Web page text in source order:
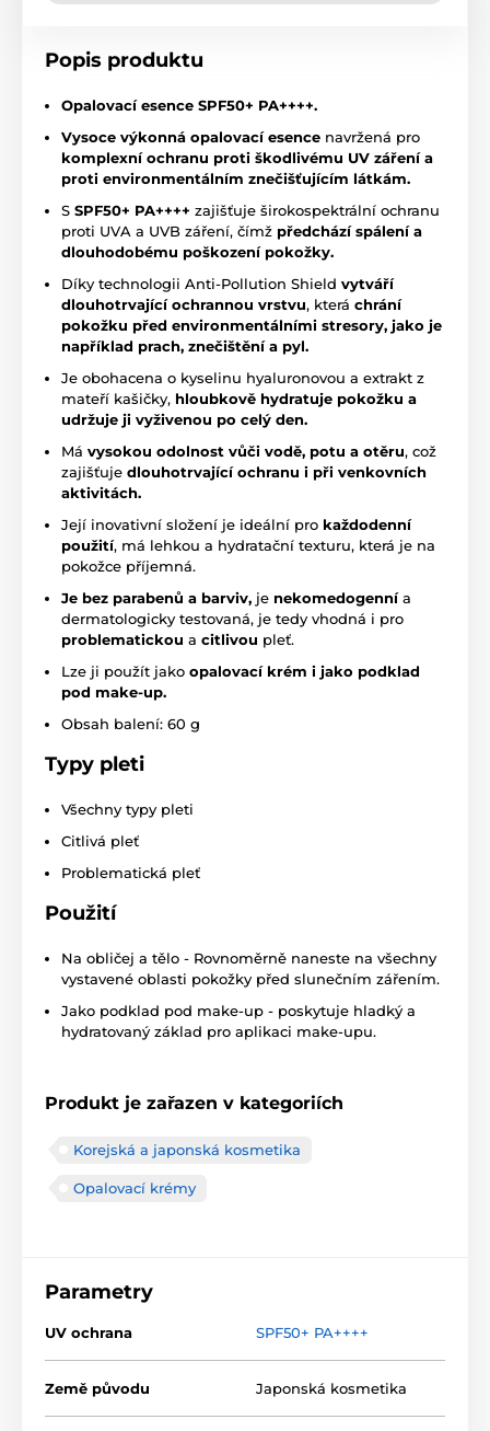
Popis produktu
Opalovací esence SPF50+ PA++++.
Vysoce výkonná opalovací esence navržená pro
komplexní ochranu proti škodlivému UV záření a
proti environmentálním znečišťujícím látkám.
S SPF50+ PA++++ zajišťuje širokospektrální ochranu
proti UVA a UVB záření, čímž předchází spálení a
dlouhodobému poškození pokožky.
Díky technologii Anti-Pollution Shield vytváří
dlouhotrvající ochrannou vrstvu, která chrání
pokožku před environmentálními stresory, jako je
například prach, znečištění a pyl.
Je obohacena o kyselinu hyaluronovou a extrakt z
mateří kašičky, hloubkově hydratuje pokožku a
udržuje ji vyživenou po celý den.
Má vysokou odolnost vůči vodě, potu a otěru, což
zajišťuje dlouhotrvající ochranu i při venkovních
aktivitách.
Její inovativní složení je ideální pro každodenní
použití, má lehkou a hydratační texturu, která je na
pokožce příjemná.
Je bez parabenů a barviv, je nekomedogennía
dermatologicky testovaná, je tedy vhodná i pro
problematickou a citlivou pleť.
Lze ji použít jako opalovací krém i jako podklad
pod make-up.
Obsah balení: 60 g
Typy pleti
Všechny typy pleti
Citlivá pleť
Problematická pleť
Použití
Na obličej a tělo - Rovnoměrně naneste na všechny
vystavené oblasti pokožky před slunečním zářením.
Jako podklad pod make-up - poskytuje hladký a
hydratovaný základ pro aplikaci make-upu.
Produkt je zařazen v kategoriích
Korejská a japonská kosmetika
Opalovací krémy
Parametry
UV ochrana SPF50+ PA++++
Země původu Japonská kosmetika